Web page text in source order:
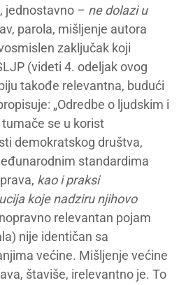
jednostavno – ne dolazi u
parola, mišljenje autora
zaključak koji
(videti 4. odeljak ovog
takođe relevantna, budući
„Odredbe o ljudskim i
se u korist
demokratskog društva,
standardima
kao i praksi
koje nadziru njihovo
relevantan pojam
nije identičan sa
većine. Mišljenje većine
štaviše, irelevantno je. To